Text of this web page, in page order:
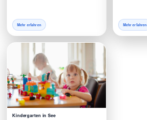
Mehr erfahren Mehr erfahren
Kindergarten in See